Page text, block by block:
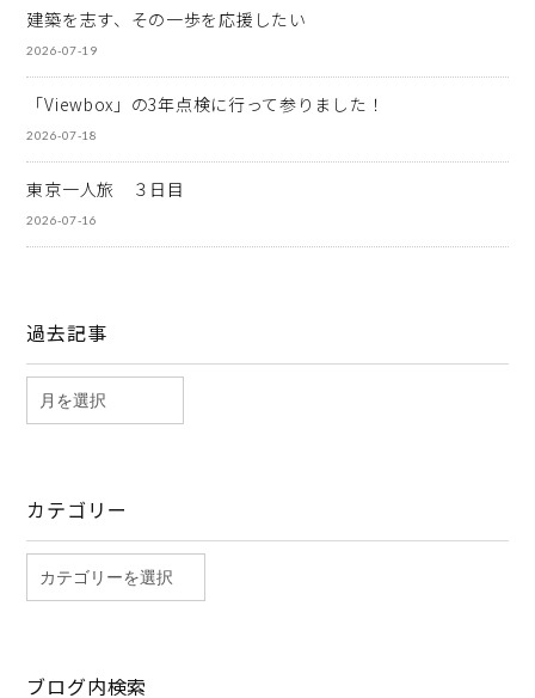
建築を志す、その一歩を応援したい
2026-07-19
「Viewbox」の3年点検に行って参りました！
2026-07-18
東京一人旅 ３日目
2026-07-16
過去記事
カテゴリー
ブログ内検索